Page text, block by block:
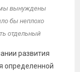
мы вынуждены
бы неплохо
отдельный
задач. Также
развития
определенной